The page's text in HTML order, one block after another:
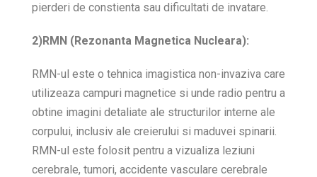
pierderi de constienta sau dificultati de invatare.
2)RMN (Rezonanta Magnetica Nucleara):
RMN-ul este o tehnica imagistica non-invaziva care
utilizeaza campuri magnetice si unde radio pentru a
obtine imagini detaliate ale structurilor interne ale
corpului, inclusiv ale creierului si maduvei spinarii.
RMN-ul este folosit pentru a vizualiza leziuni
cerebrale, tumori, accidente vasculare cerebrale